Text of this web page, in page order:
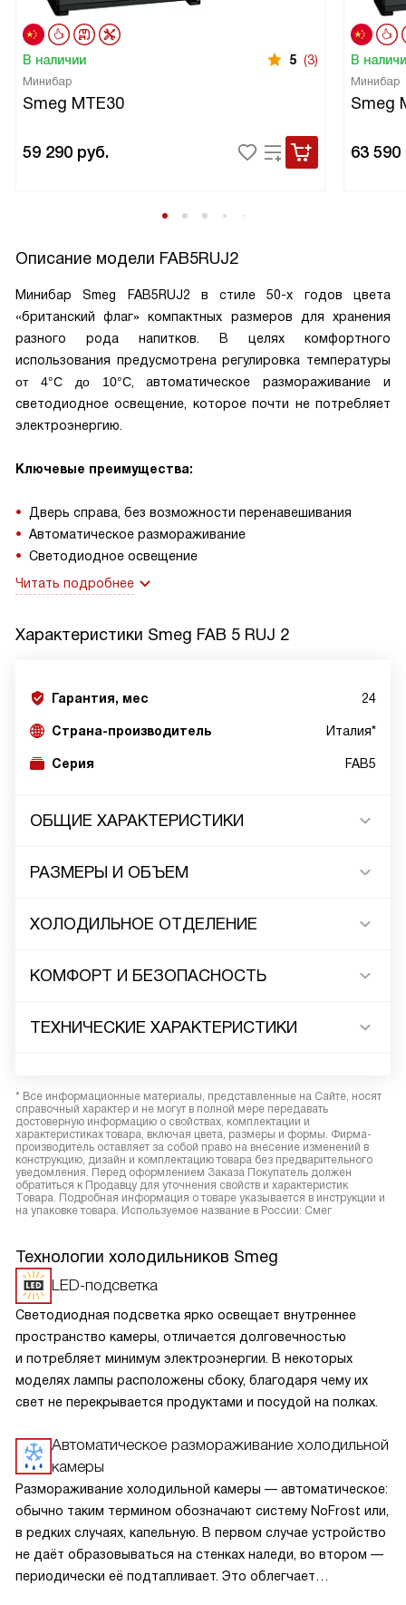
В наличии 5 (3)
Минибар
Smeg MTE30
59 290 руб.
В
Минибар
Smeg
63 590
Описание модели FAB5RUJ2
Минибар Smeg FAB5RUJ2 в стиле 50-х годов цвета
«британский флаг» компактных размеров для хранения
разного рода напитков. В целях комфортного
использования предусмотрена регулировка температуры
от 4°С до 10°С, автоматическое размораживание и
светодиодное освещение, которое почти не потребляет
электроэнергию.
Ключевые преимущества:
Дверь справа, без возможности перенавешивания
Автоматическое размораживание
Светодиодное освещение
Читать подробнее
Характеристики Smeg FAB 5 RUJ 2
Гарантия, мес 24
Страна-производитель Италия*
Серия FAB5
ОБЩИЕ ХАРАКТЕРИСТИКИ
РАЗМЕРЫ И ОБЪЕМ
ХОЛОДИЛЬНОЕ ОТДЕЛЕНИЕ
КОМФОРТ И БЕЗОПАСНОСТЬ
ТЕХНИЧЕСКИЕ ХАРАКТЕРИСТИКИ
* Все информационные материалы, представленные на Сайте, носят
справочный характер и не могут в полной мере передавать
достоверную информацию о свойствах, комплектации и
характеристиках товара, включая цвета, размеры и формы. Фирма-
производитель оставляет за собой право на внесение изменений в
конструкцию, дизайн и комплектацию товара без предварительного
уведомления. Перед оформлением Заказа Покупатель должен
обратиться к Продавцу для уточнения свойств и характеристик
Товара. Подробная информация о товаре указывается в инструкции и
на упаковке товара. Используемое название в России: Смег
Технологии холодильников Smeg
LED-подсветка
Светодиодная подсветка ярко освещает внутреннее
пространство камеры, отличается долговечностью
и потребляет минимум электроэнергии. В некоторых
моделях лампы расположены сбоку, благодаря чему их
свет не перекрывается продуктами и посудой на полках.
Автоматическое размораживание холодильной
камеры
Размораживание холодильной камеры — автоматическое:
обычно таким термином обозначают систему NoFrost или,
в редких случаях, капельную. В первом случае устройство
не даёт образовываться на стенках наледи, во втором —
периодически её подтапливает. Это облегчает